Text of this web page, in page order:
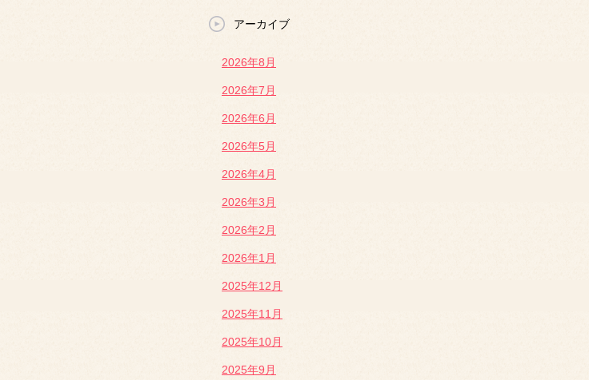
アーカイブ
2026年8月
2026年7月
2026年6月
2026年5月
2026年4月
2026年3月
2026年2月
2026年1月
2025年12月
2025年11月
2025年10月
2025年9月